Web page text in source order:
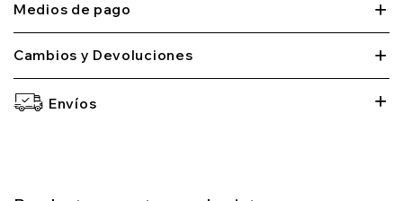
Medios de pago
Cambios y Devoluciones
Envíos